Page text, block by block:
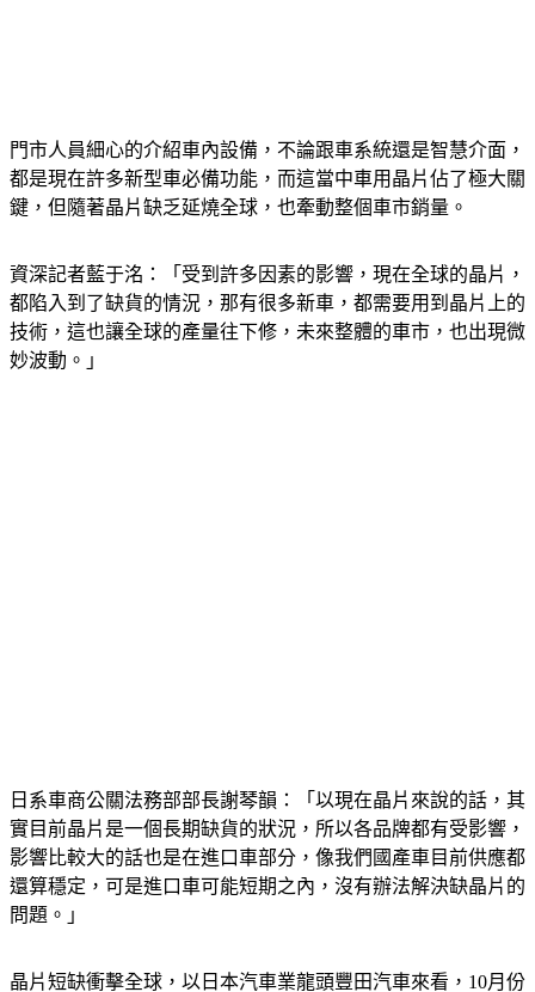
門市人員細心的介紹車內設備，不論跟車系統還是智慧介面，
都是現在許多新型車必備功能，而這當中車用晶片佔了極大關
資深記者藍于洺：「受到許多因素的影響，現在全球的晶片，
都陷入到了缺貨的情況，那有很多新車，都需要用到晶片上的
技術，這也讓全球的產量往下修，未來整體的車市，也出現微
日系車商公關法務部部長謝琴韻：「以現在晶片來說的話，其
實目前晶片是一個長期缺貨的狀況，所以各品牌都有受影響，
影響比較大的話也是在進口車部分，像我們國產車目前供應都
還算穩定，可是進口車可能短期之內，沒有辦法解決缺晶片的